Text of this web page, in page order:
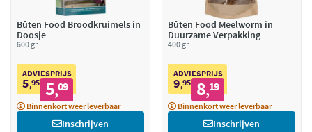
Bûten Food Broodkruimels in
Doosje
600 gr
ADVIESPRIJS
5,95 5,09
Binnenkort weer leverbaar
Inschrijven
Bûten Food Meelworm in
Duurzame Verpakking
400 gr
ADVIESPRIJS
9,95 8,19
Binnenkort weer leverbaar
Inschrijven